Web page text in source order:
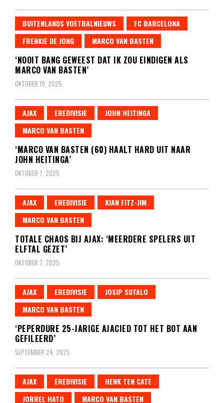
BUITENLANDS VOETBALNIEUWS
FC BARCELONA
FRENKIE DE JONG
MARCO VAN BASTEN
‘NOOIT BANG GEWEEST DAT IK ZOU EINDIGEN ALS
MARCO VAN BASTEN’
OKTOBER 19, 2025
AJAX EREDIVISIE
JOHN HEITINGA
MARCO VAN BASTEN
‘MARCO VAN BASTEN (60) HAALT HARD UIT NAAR
JOHN HEITINGA’
OKTOBER 7, 2025
AJAX EREDIVISIE
KIAN FITZ-JIM
MARCO VAN BASTEN
TOTALE CHAOS BIJ AJAX: ‘MEERDERE SPELERS UIT
ELFTAL GEZET’
OKTOBER 7, 2025
AJAX EREDIVISIE
JOSIP SUTALO
MARCO VAN BASTEN
‘PEPERDURE 25-JARIGE AJACIED TOT HET BOT AAN
GEFILEERD’
SEPTEMBER 24, 2025
AJAX EREDIVISIE
HENK TEN CATE
JORREL HATO
MARCO VAN BASTEN